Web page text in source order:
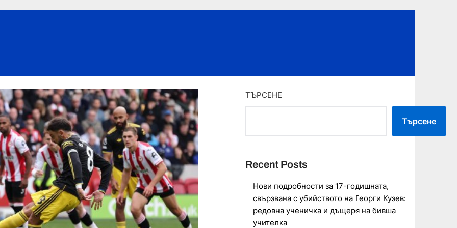
ТЪРСЕНЕ
Търсене
Recent Posts
Нови подробности за 17-годишната,
свързвана с убийството на Георги Кузев:
редовна ученичка и дъщеря на бивша
учителка